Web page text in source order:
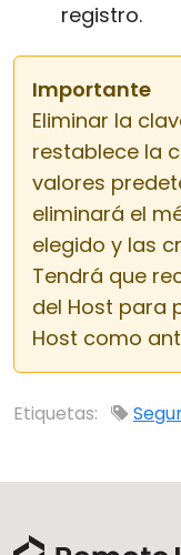
registro.
Importante
Eliminar la
restablece la
valores
eliminará el
elegido y las
Tendrá que
del Host para
Host como
Etiquetas: